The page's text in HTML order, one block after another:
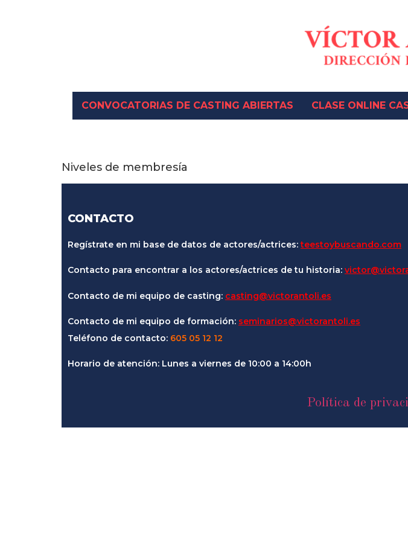
CONVOCATORIAS DE CASTING ABIERTAS CLASE ONLINE
Niveles de membresía
CONTACTO
Regístrate en mi base de datos de actores/actrices:teestoybuscando.com
Contacto para encontrar a los actores/actrices de tu historia:
Contacto de mi equipo de casting: casting@victorantoli.es
Contacto de mi equipo de formación: seminarios@victorantoli.es
Teléfono de contacto: 605 05 12 12
Horario de atención: Lunes a viernes de 10:00 a 14:00h
Política de